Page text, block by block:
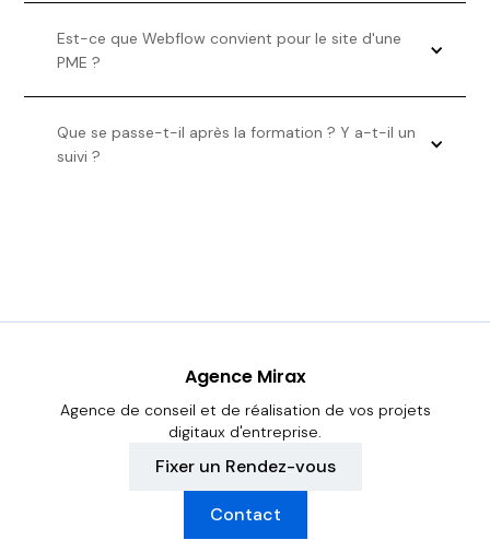
Est-ce que Webflow convient pour le site d'une
PME ?
Que se passe-t-il après la formation ? Y a-t-il un
suivi ?
Agence Mirax
Agence de conseil et de réalisation de vos projets
digitaux d'entreprise.
Fixer un Rendez-vous
Contact